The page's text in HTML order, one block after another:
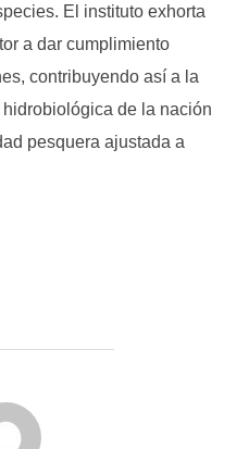
El instituto exhorta
a dar cumplimiento
contribuyendo así a la
de la nación
pesquera ajustada a
PUBLICACIÓN